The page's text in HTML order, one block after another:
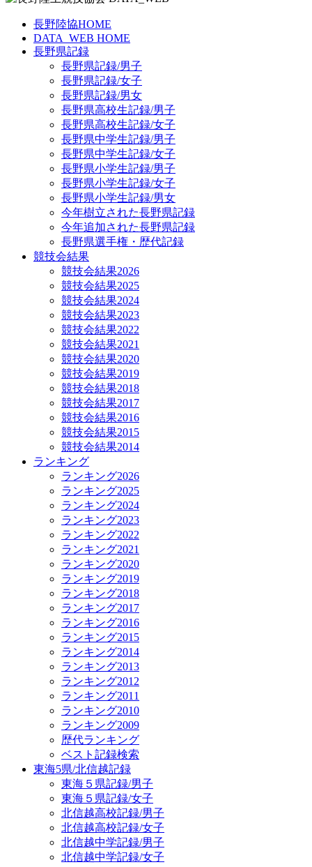
長野陸協HOME
DATA_WEB HOME
長野県記録
長野県記録/男子
長野県記録/女子
長野県記録/男女
長野県高校生記録/男子
長野県高校生記録/女子
長野県中学生記録/男子
長野県中学生記録/女子
長野県小学生記録/男子
長野県小学生記録/女子
長野県小学生記録/男女
今年樹立された長野県記録
今年追加された長野県記録
長野県選手権・歴代記録
競技会結果
競技会結果2026
競技会結果2025
競技会結果2024
競技会結果2023
競技会結果2022
競技会結果2021
競技会結果2020
競技会結果2019
競技会結果2018
競技会結果2017
競技会結果2016
競技会結果2015
競技会結果2014
ランキング
ランキング2026
ランキング2025
ランキング2024
ランキング2023
ランキング2022
ランキング2021
ランキング2020
ランキング2019
ランキング2018
ランキング2017
ランキング2016
ランキング2015
ランキング2014
ランキング2013
ランキング2012
ランキング2011
ランキング2010
ランキング2009
歴代ランキング
ベスト記録検索
東海5県/北信越記録
東海５県記録/男子
東海５県記録/女子
北信越高校記録/男子
北信越高校記録/女子
北信越中学記録/男子
北信越中学記録/女子